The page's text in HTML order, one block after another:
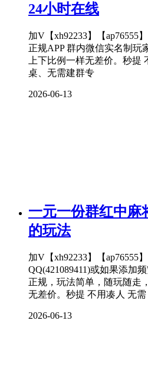
24小时在线
加V【xh92233】【ap76555
正规APP 群内微信实名制玩
上下比例一样无差价。秒提
桌、无需建群专
2026-06-13
一元一份群红中麻
的玩法
加V【xh92233】【ap76555
QQ(421089411)或如果添加
正规，玩法简单，随玩随走
无差价。秒提 不用凑人 无需
2026-06-13